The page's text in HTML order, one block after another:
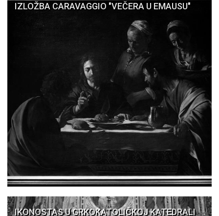
IZLOŽBA CARAVAGGIO "VEČERA U EMAUSU"
IKONOSTAS U GRKOKATOLIČKOJ KATEDRALI